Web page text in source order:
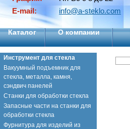
E-mail:
info@a-steklo.com
Каталог О компании
Инструмент для стекла
Вакуумный подъемник для
стекла, металла, камня,
сэндвич панелей
Станки для обработки стекла
Запасные части на станки для
обработки стекла
Фурнитура для изделий из